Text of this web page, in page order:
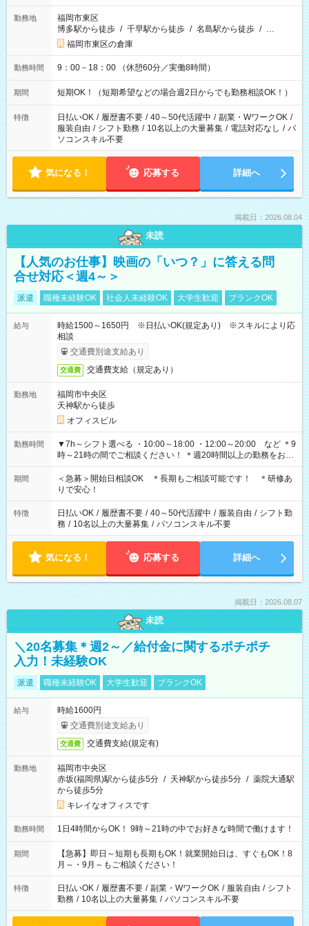
ので働いた分がすぐにもらえる！）
勤務地
福岡市東区
博多駅から徒歩 / 千早駅から徒歩 / 名島駅から徒歩 / …
福岡市東区の倉庫
勤務時間 9：00－18：00 （休憩60分／実働8時間）
期間 短期OK！（短期希望などの場合週2日からでも勤務相談OK！）
特徴 日払いOK / 履歴書不要 / 40～50代活躍中 / 副業・WワークOK /
服装自由 / シフト勤務 / 10名以上の大量募集 / 電話対応なし / パ
ソコンスキル不要
気になる！ 応募する 詳細へ
掲載日：2026.08.04
未読
【人気のお仕事】映画の「いつ？」に答える問
合せ対応＜週4～＞
派遣 職種未経験OK 社会人未経験OK 大学生歓迎 ブランクOK
給与
時給1500～1650円 ※日払いOK(規定あり) ※スキルにより応
相談
交通費別途支給あり
交通費 交通費支給（規定あり）
勤務地
福岡市中央区
天神駅から徒歩
オフィスビル
勤務時間
▼7h～シフト選べる ・10:00～18:00 ・12:00～20:00 など ＊9
時～21時の間でご相談ください！ ＊週20時間以上の勤務をお願
いします
期間
＜急募＞開始日相談OK ＊長期もご相談可能です！ ＊研修あ
りで安心！
特徴 日払いOK / 履歴書不要 / 40～50代活躍中 / 服装自由 / シフト勤
務 / 10名以上の大量募集 / パソコンスキル不要
気になる！ 応募する 詳細へ
掲載日：2026.08.07
未読
＼20名募集＊週2～／給付金に関するポチポチ
入力！未経験OK
派遣 職種未経験OK 大学生歓迎 ブランクOK
給与
時給1600円
交通費別途支給あり
交通費 交通費支給(規定有)
勤務地
福岡市中央区
赤坂(福岡県)駅から徒歩5分 / 天神駅から徒歩5分 / 薬院大通駅
から徒歩5分
キレイなオフィスです
勤務時間 1日4時間からOK！ 9時～21時の中でお好きな時間で働けます！
期間
【急募】即日～短期も長期もOK！就業開始日は、すぐもOK！8
月～・9月～もご相談ください！
特徴 日払いOK / 履歴書不要 / 副業・WワークOK / 服装自由 / シフト
勤務 / 10名以上の大量募集 / パソコンスキル不要